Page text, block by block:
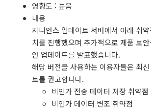
영향도 : 높음
내용
지니언스 업데이트 서버에서 아래 취
치를 진행했으며 추가적으로 제품 보
안 업데이트를 발표했습니다.
해당 버전을 사용하는 이용자들은 최
트를 권고합니다.
비인가 전송 데이터 저장 취약점
비인가 데이터 변조 취약점